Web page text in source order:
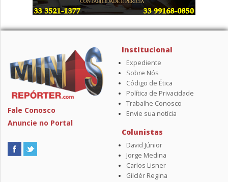
Fale Conosco
Anuncie no Portal
Institucional
Expediente
Sobre Nós
Código de Ética
Política de Privacidade
Trabalhe Conosco
Envie sua notícia
Colunistas
David Júnior
Jorge Medina
Carlos Lisner
Gilclér Regina